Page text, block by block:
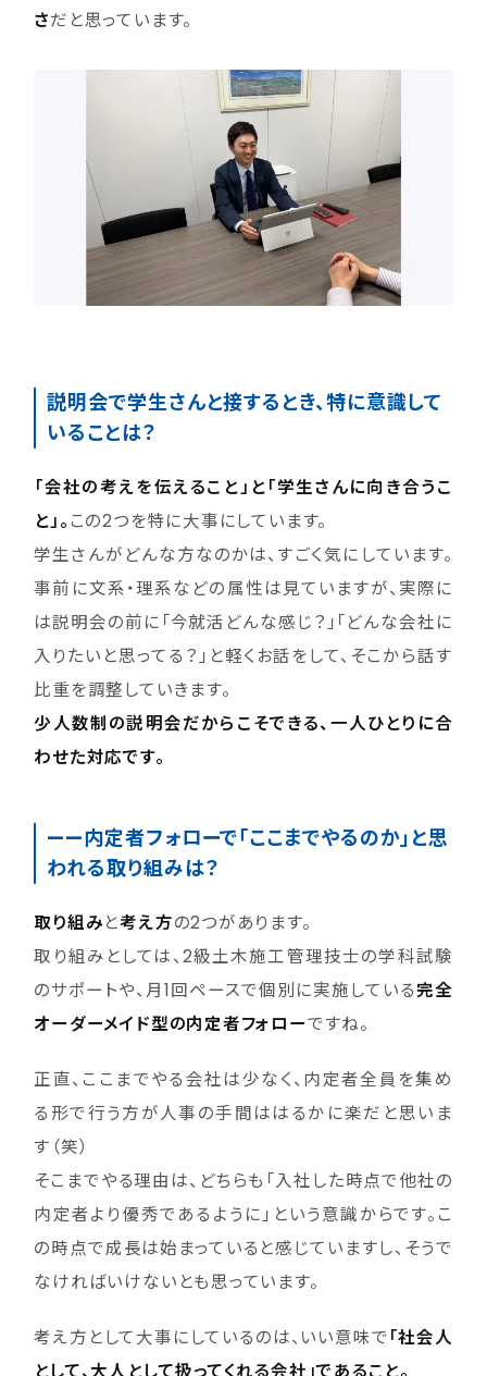
さだと思っています。
説明会で学生さんと接するとき、特に意識して
いることは？
「会社の考えを伝えること」と「学生さんに向き合うこ
と」。 この2つを特に大事にしています。
学生さんがどんな方なのかは、すごく気にしています。
事前に文系・理系などの属性は見ていますが、実際に
は説明会の前に「今就活どんな感じ？」「どんな会社に
入りたいと思ってる？」と軽くお話をして、そこから話す
比重を調整していきます。
少人数制の説明会だからこそできる、一人ひとりに合
わせた対応です。
——内定者フォローで「ここまでやるのか」と思
われる取り組みは？
取り組みと考え方の2つがあります。
取り組みとしては、2級土木施工管理技士の学科試験
のサポートや、月1回ペースで個別に実施している完全
オーダーメイド型の内定者フォローですね。
正直、ここまでやる会社は少なく、内定者全員を集め
る形で行う方が人事の手間ははるかに楽だと思いま
す（笑）
そこまでやる理由は、どちらも「入社した時点で他社の
内定者より優秀であるように」という意識からです。こ
の時点で成長は始まっていると感じていますし、そうで
なければいけないとも思っています。
考え方として大事にしているのは、いい意味で「社会人
として、大人として扱ってくれる会社」であること。